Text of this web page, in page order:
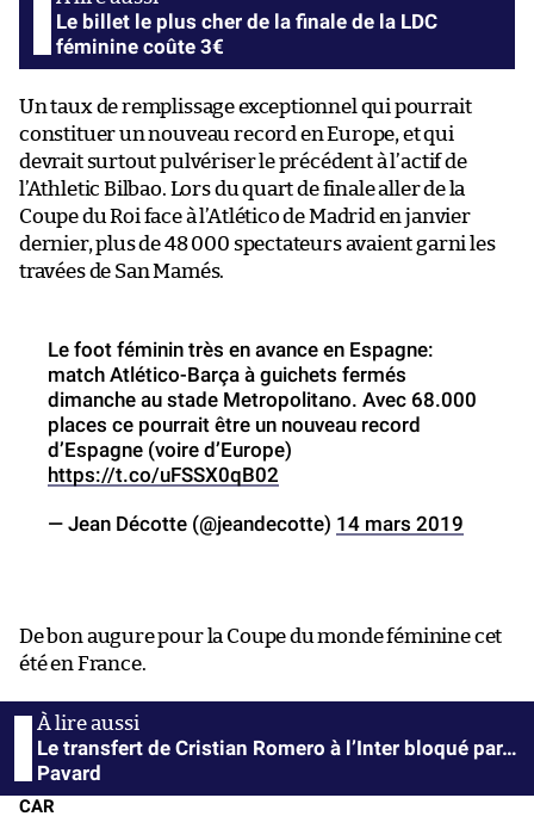
Le billet le plus cher de la finale de la LDC
féminine coûte 3€
Un taux de remplissage exceptionnel qui pourrait
constituer un nouveau record en Europe, et qui
devrait surtout pulvériser le précédent à l’actif de
l’Athletic Bilbao. Lors du quart de finale aller de la
Coupe du Roi face à l’Atlético de Madrid en janvier
dernier, plus de 48 000 spectateurs avaient garni les
travées de San Mamés.
Le foot féminin très en avance en Espagne:
match Atlético-Barça à guichets fermés
dimanche au stade Metropolitano. Avec 68.000
places ce pourrait être un nouveau record
d’Espagne (voire d’Europe)
https://t.co/uFSSX0qB02
— Jean Décotte (@jeandecotte) 14 mars 2019
De bon augure pour la Coupe du monde féminine cet
été en France.
Le transfert de Cristian Romero à l’Inter bloqué par…
Pavard
CAR